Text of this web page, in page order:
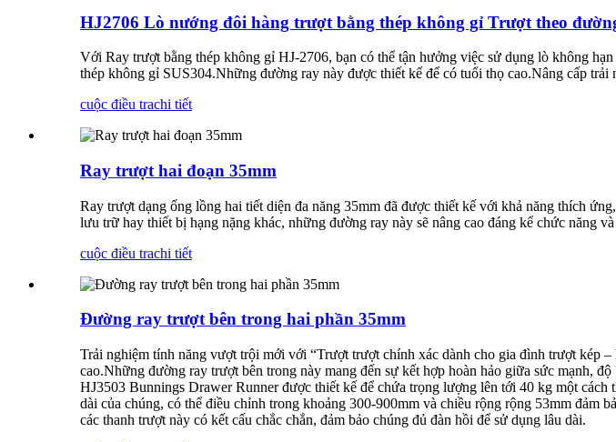
HJ2706 Lò nướng đôi hàng trượt bằng thép không gỉ Trượt theo
Với Ray trượt bằng thép không gỉ HJ-2706, bạn có thể tận hưởng việc sử dụng lò không
thép không gỉ SUS304.Những đường ray này được thiết kế để có tuổi thọ cao.Nâng cấp
cuộc điều trachi tiết
Ray trượt hai đoạn 35mm
Ray trượt dạng ống lồng hai tiết diện đa năng 35mm đã được thiết kế với khả năng thích
lưu trữ hay thiết bị hạng nặng khác, những đường ray này sẽ nâng cao đáng kể chức năng
cuộc điều trachi tiết
Đường ray trượt bên trong hai phần 35mm
Trải nghiệm tính năng vượt trội mới với “Trượt trượt chính xác dành cho gia đình trượt kép
cao.Những đường ray trượt bên trong này mang đến sự kết hợp hoàn hảo giữa sức mạnh, độ
HJ3503 Bunnings Drawer Runner được thiết kế để chứa trọng lượng lên tới 40 kg một
dài của chúng, có thể điều chỉnh trong khoảng 300-900mm và chiều rộng rộng 53mm
các thanh trượt này có kết cấu chắc chắn, đảm bảo chúng đủ đàn hồi để sử dụng lâu dài.